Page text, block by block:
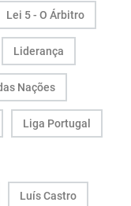
Lei 5 - O Árbitro
Liderança
Nações
Liga Portugal
Luís Castro